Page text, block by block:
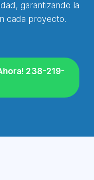
garantizando la
cada proyecto.
238-219-